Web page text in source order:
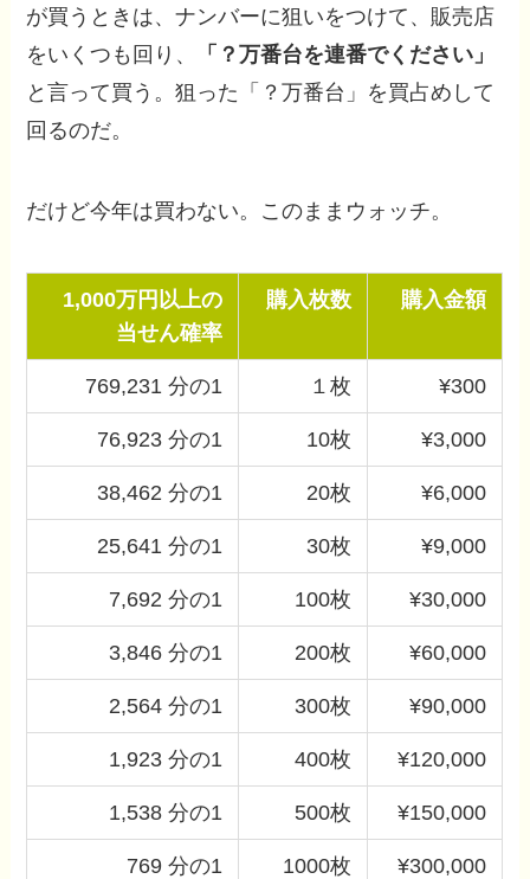
が買うときは、ナンバーに狙いをつけて、販売店
をいくつも回り、
「？万番台を連番でください」
と言って買う。狙った「？万番台」を買占めして
回るのだ。
だけど今年は買わない。このままウォッチ。
1,000万円以上の
当せん確率
購入枚数 購入金額
769,231 分の1 １枚 ¥300
76,923 分の1 10枚 ¥3,000
38,462 分の1 20枚 ¥6,000
25,641 分の1 30枚 ¥9,000
7,692 分の1 100枚 ¥30,000
3,846 分の1 200枚 ¥60,000
2,564 分の1 300枚 ¥90,000
1,923 分の1 400枚 ¥120,000
1,538 分の1 500枚 ¥150,000
769 分の1 1000枚 ¥300,000